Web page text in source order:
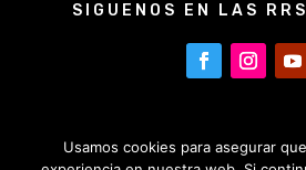
SIGUENOS EN LAS
Usamos cookies para asegurar